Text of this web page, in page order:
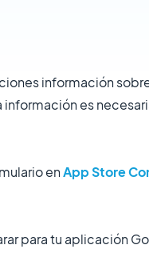
información
es
enApp Store
para tu aplicación